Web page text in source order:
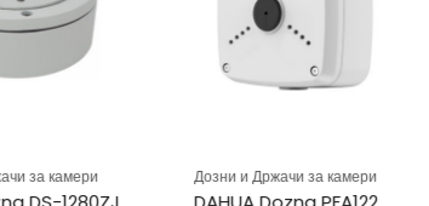
Дозни и Држачи за камери Дозни